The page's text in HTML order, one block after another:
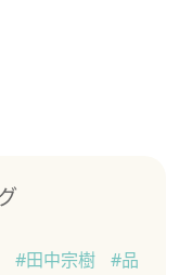
#田中宗樹
#品